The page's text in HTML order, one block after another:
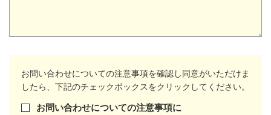
お問い合わせについての注意事項を確認し同意がいただけま
したら、下記のチェックボックスをクリックしてください。
お問い合わせについての注意事項に